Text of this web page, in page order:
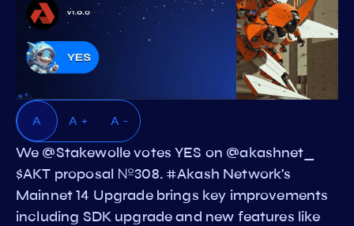
A A + A -
We @Stakewolle votes YES on @akashnet_
$AKT proposal №308. #Akash Network's
Mainnet 14 Upgrade brings key improvements
including SDK upgrade and new features like